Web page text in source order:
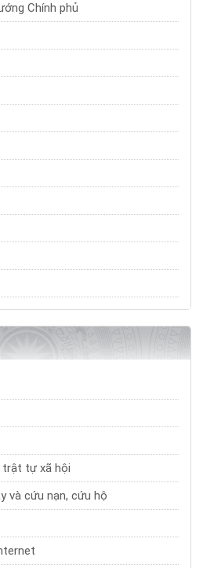
Chính phủ
trật tự xã hội
và cứu nạn, cứu hộ